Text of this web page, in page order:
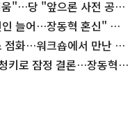
움"…당 "앞으론 사전 공
늘어…장동혁 혼신" 자
화…워크숍에서 만난 정
키로 잠정 결론…장동혁